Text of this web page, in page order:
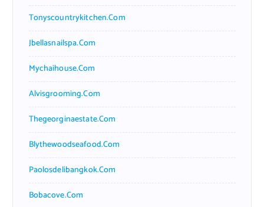
Tonyscountrykitchen.com
Jbellasnailspa.com
Mychaihouse.com
Alvisgrooming.com
Thegeorginaestate.com
Blythewoodseafood.com
Paolosdelibangkok.com
Bobacove.com